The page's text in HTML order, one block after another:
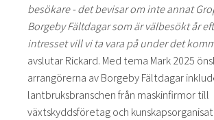
besökare - det bevisar om inte annat
Borgeby Fältdagar som är välbesökt år
intresset vill vi ta vara på under det
avslutar Rickard. Med tema Mark 2025
arrangörerna av Borgeby Fältdagar
lantbruksbranschen från maskinfirmor till
växtskyddsföretag och